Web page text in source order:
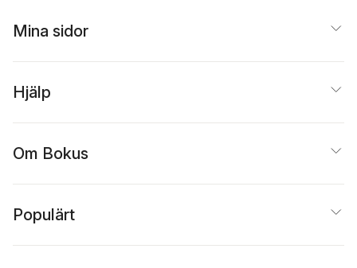
Mina sidor
Hjälp
Om Bokus
Populärt